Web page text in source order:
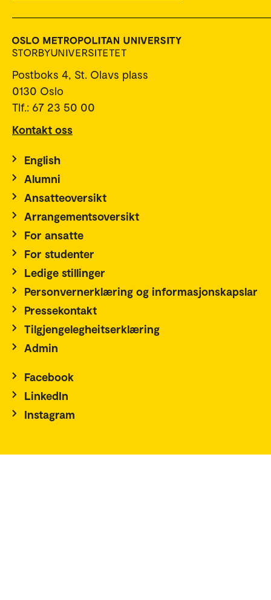
Postboks 4, St. Olavs plass
0130 Oslo
Tlf.: 67 23 50 00
Kontakt oss
English
Alumni
Ansatteoversikt
Arrangementsoversikt
For ansatte
For studenter
Ledige stillinger
Personvernerklæring og informasjonskapslar
Pressekontakt
Tilgjengelegheitserklæring
Admin
Facebook
LinkedIn
Instagram